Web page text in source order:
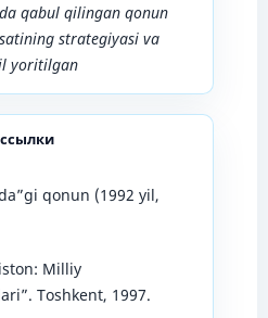
qabul qilingan qonun
strategiyasi va
yoritilgan
qonun (1992 yil,
Milliy
Toshkent, 1997.